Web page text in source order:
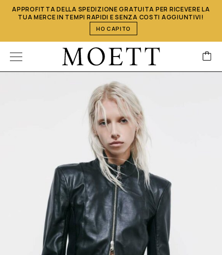
APPROFITTA DELLA SPEDIZIONE GRATUITA PER RICEVERE LA
TUA MERCE IN TEMPI RAPIDI E SENZA COSTI AGGIUNTIVI!
HO CAPITO